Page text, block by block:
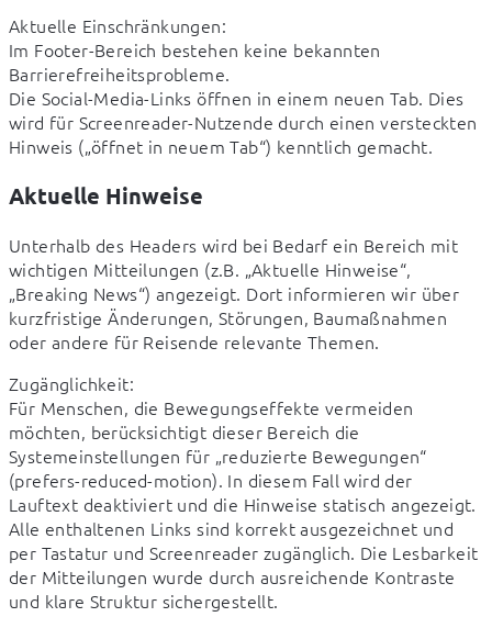
Aktuelle Einschränkungen:
Im Footer-Bereich bestehen keine bekannten
Barrierefreiheitsprobleme.
Die Social-Media-Links öffnen in einem neuen Tab. Dies
wird für Screenreader-Nutzende durch einen versteckten
Hinweis („öffnet in neuem Tab“) kenntlich gemacht.
Aktuelle Hinweise
Unterhalb des Headers wird bei Bedarf ein Bereich mit
wichtigen Mitteilungen (z.B. „Aktuelle Hinweise“,
„Breaking News“) angezeigt. Dort informieren wir über
kurzfristige Änderungen, Störungen, Baumaßnahmen
oder andere für Reisende relevante Themen.
Zugänglichkeit:
Für Menschen, die Bewegungseffekte vermeiden
möchten, berücksichtigt dieser Bereich die
Systemeinstellungen für „reduzierte Bewegungen“
(prefers-reduced-motion). In diesem Fall wird der
Lauftext deaktiviert und die Hinweise statisch angezeigt.
Alle enthaltenen Links sind korrekt ausgezeichnet und
per Tastatur und Screenreader zugänglich. Die Lesbarkeit
der Mitteilungen wurde durch ausreichende Kontraste
und klare Struktur sichergestellt.